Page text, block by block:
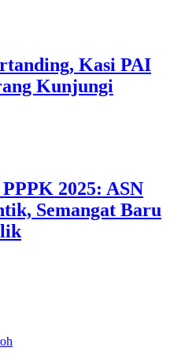
Kasi PAI
Kunjungi
2025: ASN
Semangat Baru